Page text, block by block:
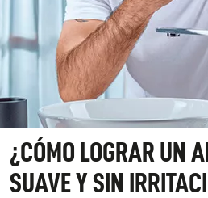
¿CÓMO LOGRAR UN
SUAVE Y SIN